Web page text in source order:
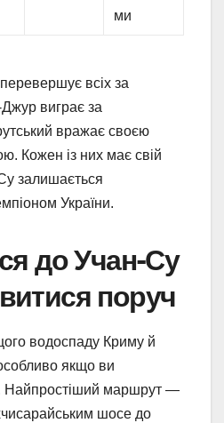
ми
всіх за
виграє за
вражає своєю
Кожен із них має свій
залишається
України.
до Учан-Су
поруч
водоспаду Криму й
якщо ви
Найпростіший маршрут —
шосе до